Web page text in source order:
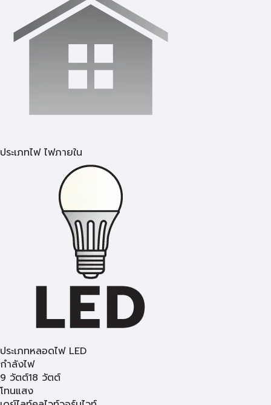
ประเภทไฟ ไฟภายใน
ประเภทหลอดไฟ LED
กำลังไฟ
9 วัตต์18 วัตต์
โทนแสง